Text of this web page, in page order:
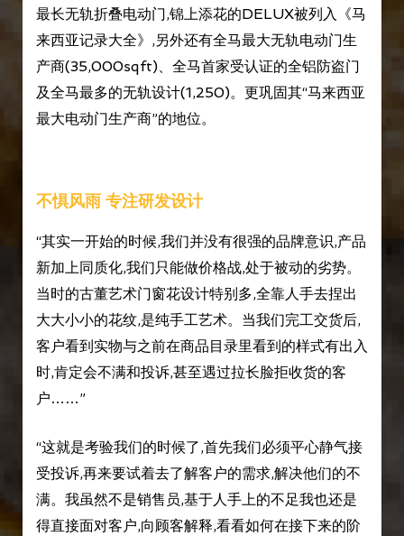
最长无轨折叠电动门,锦上添花的DELUX被列入《马
来西亚记录大全》,另外还有全马最大无轨电动门生
产商(35,000sqft)、全马首家受认证的全铝防盗门
及全马最多的无轨设计(1,250)。更巩固其“马来西亚
最大电动门生产商”的地位。
不惧风雨 专注研发设计
“其实一开始的时候,我们并没有很强的品牌意识,产品
新加上同质化,我们只能做价格战,处于被动的劣势。
当时的古董艺术门窗花设计特别多,全靠人手去捏出
大大小小的花纹,是纯手工艺术。当我们完工交货后,
客户看到实物与之前在商品目录里看到的样式有出入
时,肯定会不满和投诉,甚至遇过拉长脸拒收货的客
户……”
“这就是考验我们的时候了,首先我们必须平心静气接
受投诉,再来要试着去了解客户的需求,解决他们的不
满。我虽然不是销售员,基于人手上的不足我也还是
得直接面对客户,向顾客解释,看看如何在接下来的阶